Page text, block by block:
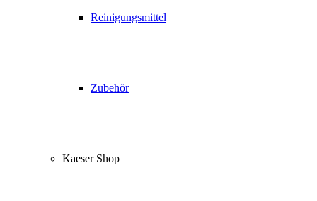
Reinigungsmittel
Zubehör
Kaeser Shop